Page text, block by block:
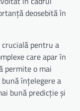
deosebită în
pentru a
care apar în
permite o mai
înțelegere a
bună predicție și